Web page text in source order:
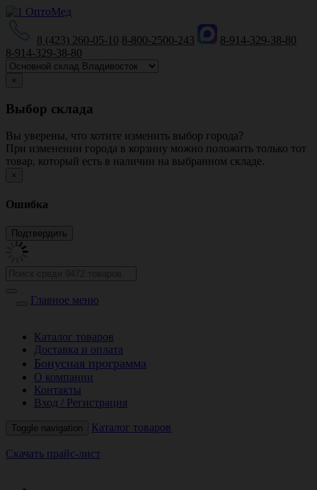
8 (423) 260-05-10 8-800-2500-243
8-914-329-38-80
8-914-329-38-80
×
Выбор склада
Вы уверены, что хотите изменить выбор города?
При изменении города в корзину можно положить только тот
товар, который есть в наличии на выбранном складе.
×
Ошибка
Главное меню
Каталог товаров
Доставка и оплата
Бонусная программа
О компании
Контакты
Вход / Регистрация
Toggle navigation Каталог товаров
Скачать прайс-лист